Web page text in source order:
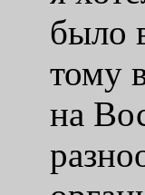
было
тому
на